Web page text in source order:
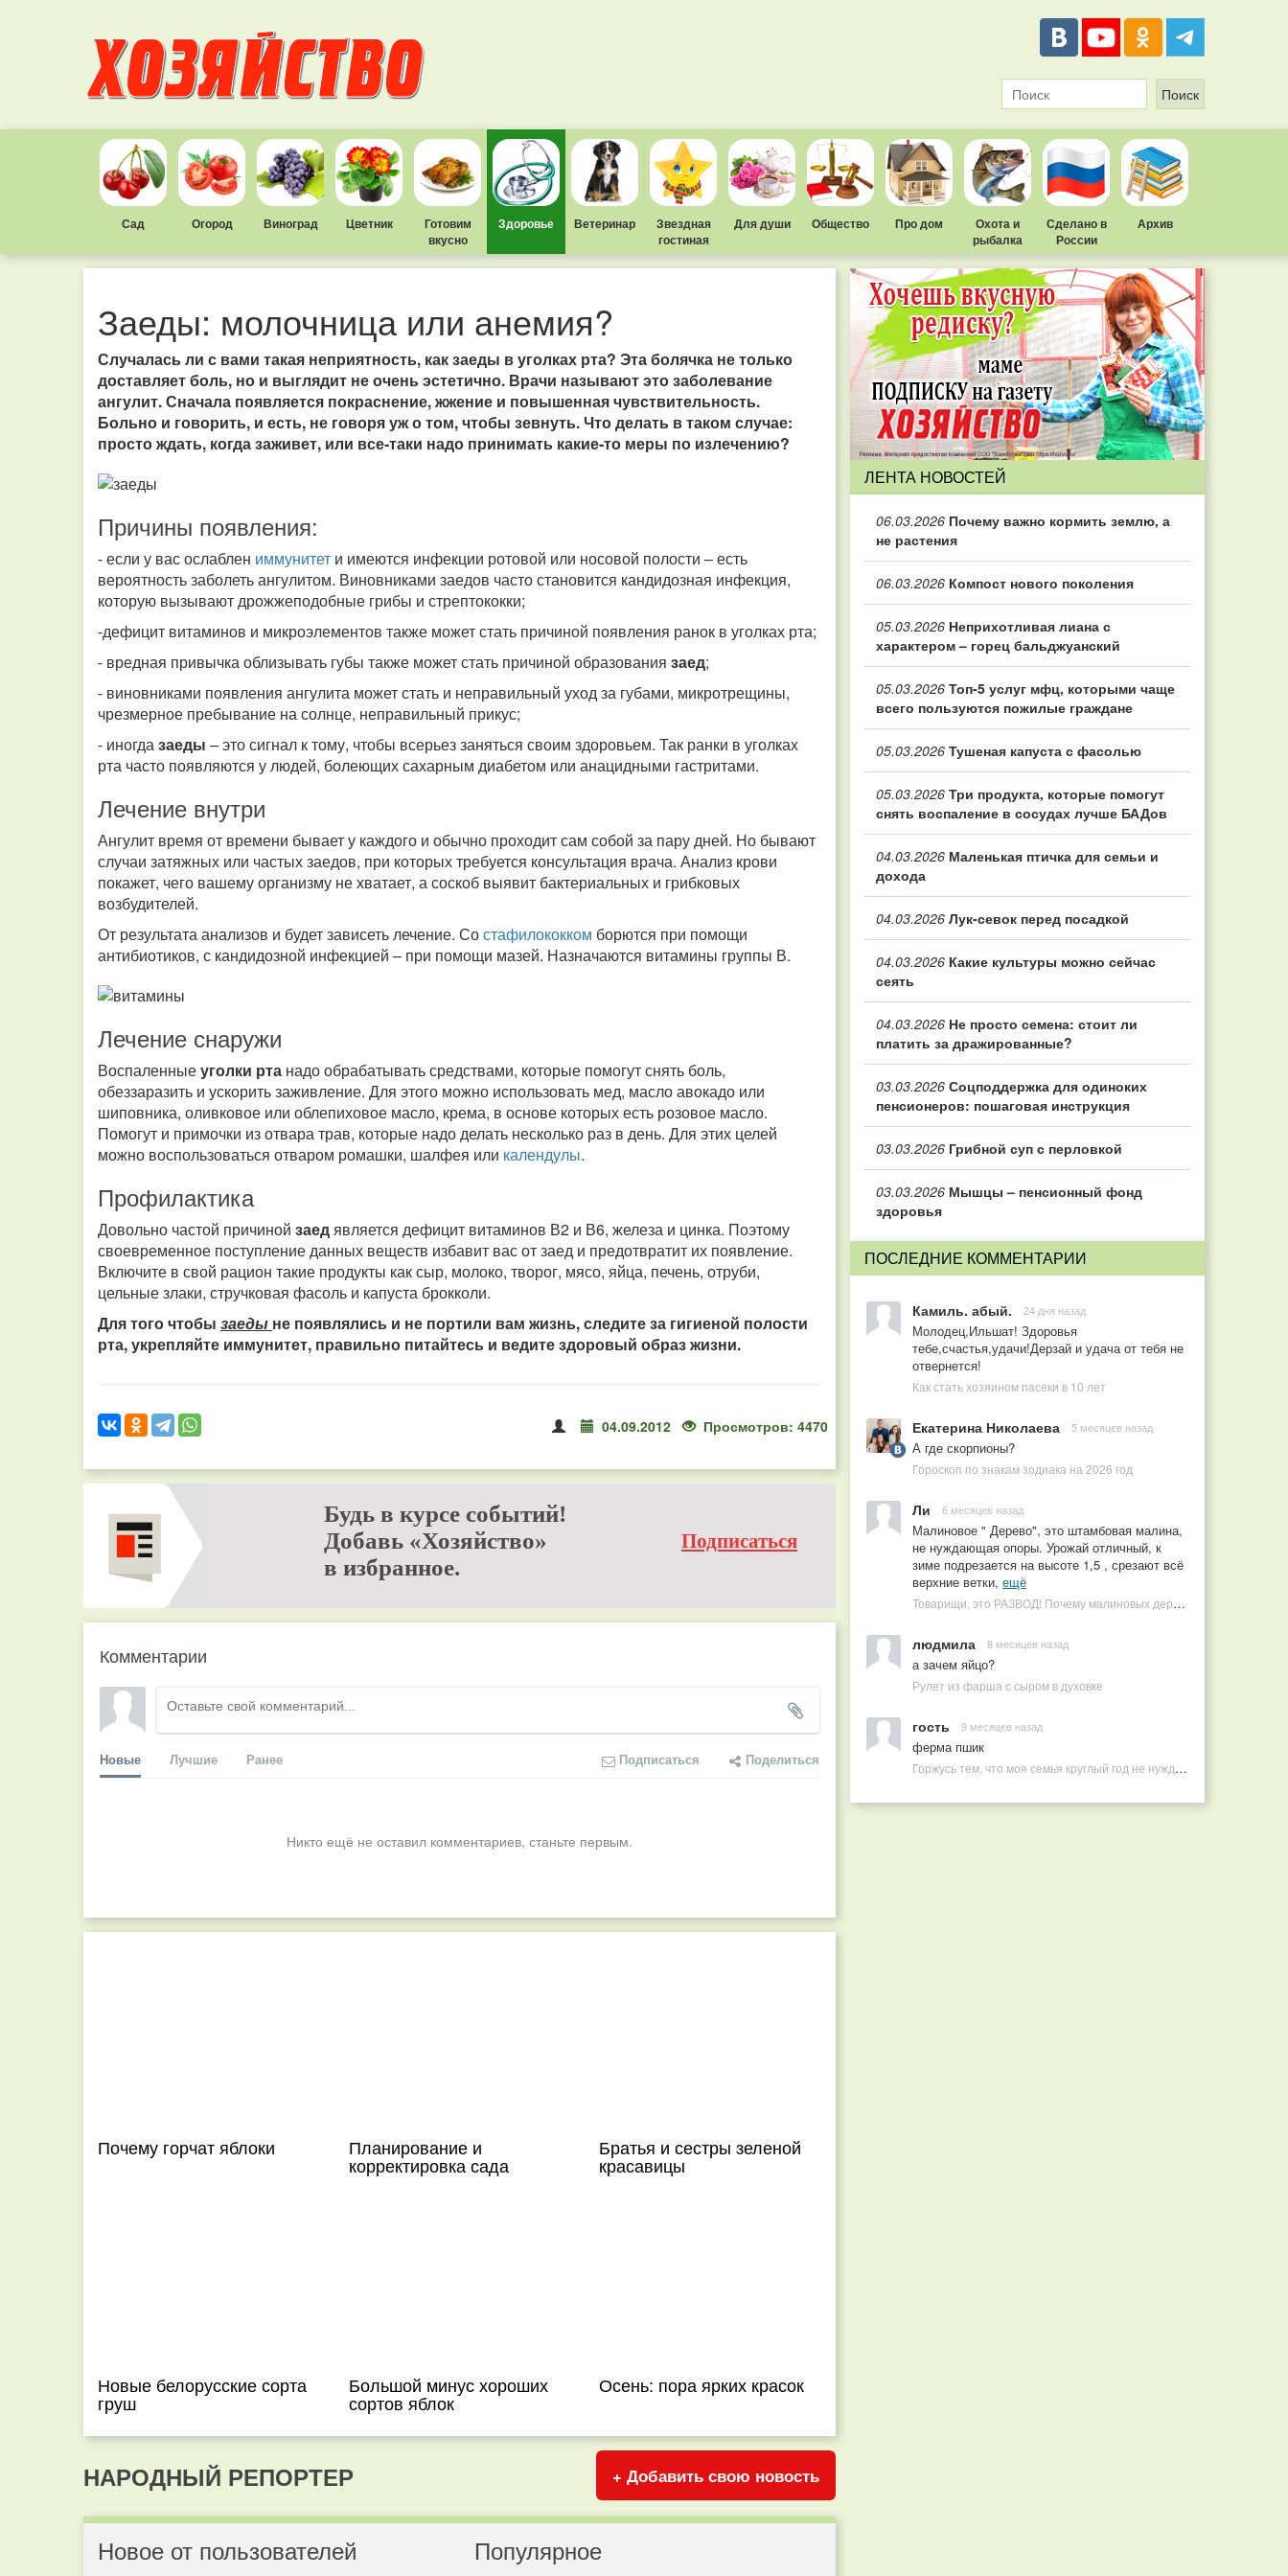
Сад Огород Виноград Цветник
Готовим
вкусно
Здоровье Ветеринар
Звездная
гостиная
Для души Общество Про дом
Охота и
рыбалка
Сделано в
России
Архив
Заеды: молочница или анемия?
Случалась ли с вами такая неприятность, как заеды в уголках рта? Эта болячка не только
доставляет боль, но и выглядит не очень эстетично. Врачи называют это заболевание
ангулит. Сначала появляется покраснение, жжение и повышенная чувствительность.
Больно и говорить, и есть, не говоря уж о том, чтобы зевнуть. Что делать в таком случае:
просто ждать, когда заживет, или все-таки надо принимать какие-то меры по излечению?
Причины появления:
- если у вас ослаблен иммунитет и имеются инфекции ротовой или носовой полости – есть
вероятность заболеть ангулитом. Виновниками заедов часто становится кандидозная инфекция,
которую вызывают дрожжеподобные грибы и стрептококки;
-дефицит витаминов и микроэлементов также может стать причиной появления ранок в уголках рта;
- вредная привычка облизывать губы также может стать причиной образования заед;
- виновниками появления ангулита может стать и неправильный уход за губами, микротрещины,
чрезмерное пребывание на солнце, неправильный прикус;
- иногдазаеды – это сигнал к тому, чтобы всерьез заняться своим здоровьем. Так ранки в уголках
рта часто появляются у людей, болеющих сахарным диабетом или анацидными гастритами.
Лечение внутри
Ангулит время от времени бывает у каждого и обычно проходит сам собой за пару дней. Но бывают
случаи затяжных или частых заедов, при которых требуется консультация врача. Анализ крови
покажет, чего вашему организму не хватает, а соскоб выявит бактериальных и грибковых
возбудителей.
От результата анализов и будет зависеть лечение. Состафилококком борются при помощи
антибиотиков, с кандидозной инфекцией – при помощи мазей. Назначаются витамины группы В.
Лечение снаружи
Воспаленныеуголки рта надо обрабатывать средствами, которые помогут снять боль,
обеззаразить и ускорить заживление. Для этого можно использовать мед, масло авокадо или
шиповника, оливковое или облепиховое масло, крема, в основе которых есть розовое масло.
Помогут и примочки из отвара трав, которые надо делать несколько раз в день. Для этих целей
можно воспользоваться отваром ромашки, шалфея или календулы.
Профилактика
Довольно частой причиной заедявляется дефицит витаминов В2 и В6, железа и цинка. Поэтому
своевременное поступление данных веществ избавит вас от заед и предотвратит их появление.
Включите в свой рацион такие продукты как сыр, молоко, творог, мясо, яйца, печень, отруби,
цельные злаки, стручковая фасоль и капуста брокколи.
Для того чтобы заеды не появлялись и не портили вам жизнь, следите за гигиеной полости
рта, укрепляйте иммунитет, правильно питайтесь и ведите здоровый образ жизни.
04.09.2012 Просмотров: 4470
Будь в курсе событий!
Добавь «Хозяйство»
в избранное.
Подписаться
Комментарии
Новые Лучшие Ранее Подписаться Поделиться
Никто ещё не оставил комментариев, станьте первым.
Почему горчат яблоки Планирование и
корректировка сада
Братья и сестры зеленой
красавицы
Новые белорусские сорта
груш
Большой минус хороших
сортов яблок
Осень: пора ярких красок
НАРОДНЫЙ РЕПОРТЕР + Добавить свою новость
Новое от пользователей Популярное
ЛЕНТА НОВОСТЕЙ
06.03.2026 Почему важно кормить землю, а
не растения
06.03.2026 Компост нового поколения
05.03.2026 Неприхотливая лиана с
характером – горец бальджуанский
05.03.2026 Топ‑5 услуг мфц, которыми чаще
всего пользуются пожилые граждане
05.03.2026 Тушеная капуста с фасолью
05.03.2026 Три продукта, которые помогут
снять воспаление в сосудах лучше БАДов
04.03.2026 Маленькая птичка для семьи и
дохода
04.03.2026 Лук-севок перед посадкой
04.03.2026 Какие культуры можно сейчас
сеять
04.03.2026 Не просто семена: стоит ли
платить за дражированные?
03.03.2026 Соцподдержка для одиноких
пенсионеров: пошаговая инструкция
03.03.2026 Грибной суп с перловкой
03.03.2026 Мышцы – пенсионный фонд
здоровья
ПОСЛЕДНИЕ КОММЕНТАРИИ
Камиль. абый. 24 дня назад
Молодец,Ильшат! Здоровья
тебе,счастья,удачи!Дерзай и удача от тебя не
отвернется!
Как стать хозяином пасеки в 10 лет
Екатерина Николаева 5 месяцев назад
А где скорпионы?
Гороскоп по знакам зодиака на 2026 год
Ли 6 месяцев назад
Малиновое " Дерево", это штамбовая малина,
не нуждающая опоры. Урожай отличный, к
зиме подрезается на высоте 1,5 , срезают всё
верхние ветки, ещё
Товарищи, это РАЗВОД! Почему малиновых деревьев не бывает, или Как ушлые продавцы наживаются на мечтах садоводов
людмила 8 месяцев назад
а зачем яйцо?
Рулет из фарша с сыром в духовке
гость 9 месяцев назад
ферма пшик
Горжусь тем, что моя семья круглый год не нуждается в покупных витаминах